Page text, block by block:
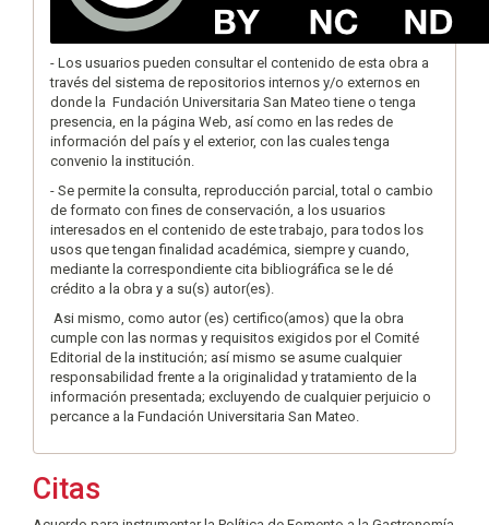
- Los usuarios pueden consultar el contenido de esta obra a
través del sistema de repositorios internos y/o externos en
donde la Fundación Universitaria San Mateo tiene o tenga
presencia, en la página Web, así como en las redes de
información del país y el exterior, con las cuales tenga
convenio la institución.
- Se permite la consulta, reproducción parcial, total o cambio
de formato con fines de conservación, a los usuarios
interesados en el contenido de este trabajo, para todos los
usos que tengan finalidad académica, siempre y cuando,
mediante la correspondiente cita bibliográfica se le dé
crédito a la obra y a su(s) autor(es).
Asi mismo, como autor (es) certifico(amos) que la obra
cumple con las normas y requisitos exigidos por el Comité
Editorial de la institución; así mismo se asume cualquier
responsabilidad frente a la originalidad y tratamiento de la
información presentada; excluyendo de cualquier perjuicio o
percance a la Fundación Universitaria San Mateo.
Citas